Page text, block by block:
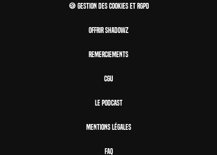
🍪 Gestion des cookies et RGPD
Offrir Shadowz
Remerciements
CGU
Le Podcast
Mentions Légales
FAQ